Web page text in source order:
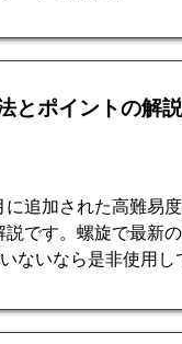
とポイントの解
追加された高難易
です。螺旋で最新
ないなら是非使用し